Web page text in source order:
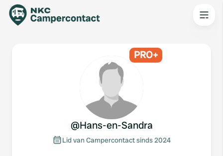
PRO+
@Hans-en-Sandra
Lid van Campercontact sinds 2024